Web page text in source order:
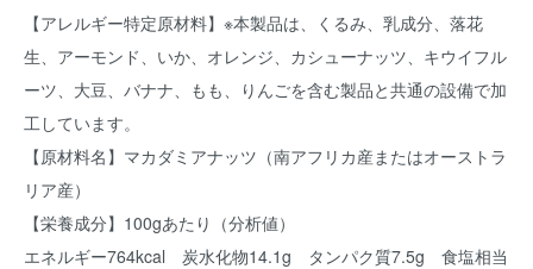
【アレルギー特定原材料】※本製品は、くるみ、乳成分、落花
生、アーモンド、いか、オレンジ、カシューナッツ、キウイフル
ーツ、大豆、バナナ、もも、りんごを含む製品と共通の設備で加
工しています。
【原材料名】マカダミアナッツ（南アフリカ産またはオーストラ
リア産）
【栄養成分】100gあたり（分析値）
エネルギー764kcal 炭水化物14.1g タンパク質7.5g 食塩相当